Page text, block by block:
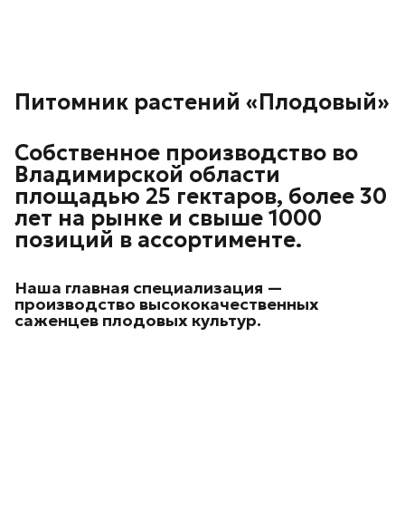
Питомник растений «Плодовый»
Собственное производство во
Владимирской области
площадью 25 гектаров, более 30
лет на рынке и свыше 1000
позиций в ассортименте.
Наша главная специализация —
производство высококачественных
саженцев плодовых культур.